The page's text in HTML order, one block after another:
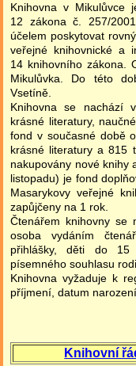
Knihovna v Mikulůvce
12 zákona č. 257/
účelem poskytovat
veřejné knihovnické a
14 knihovního zákona.
Mikulůvka. Do této
Vsetíně.
Knihovna se nachází
krásné literatury,
fond v současné době
krásné literatury a 815
nakupovány nové knihy
listopadu) je fond
Ma­sarykovy veřejné
zapůjčeny na 1 rok.
Čtenářem knihovny se
osoba vydáním
přihlášky, děti do
písemného souhlasu
Knihovna vyžaduje k
příjmení, datum
Knihovní